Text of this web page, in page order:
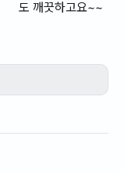
도 깨끗하고요~~